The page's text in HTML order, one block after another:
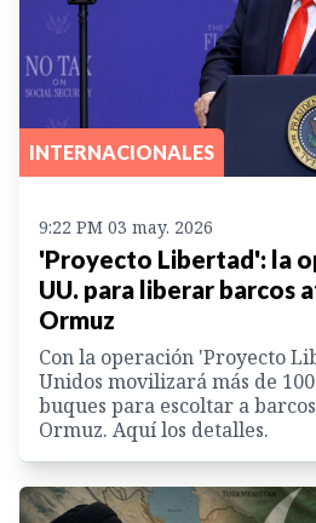
INTERNACIONALES
9:22 PM 03 may. 2026
'Proyecto Libertad': la
UU. para liberar barcos
Ormuz
Con la operación 'Proyecto
Unidos movilizará más de
buques para escoltar a
Ormuz. Aquí los detalles.